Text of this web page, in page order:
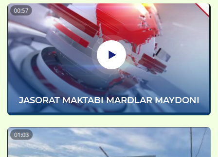
JASORAT MAKTABI MARDLAR MAYDONI